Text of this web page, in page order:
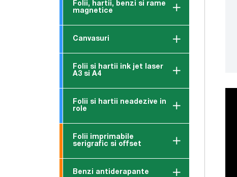
Folii, hartii, benzi si rame
magnetice
Canvasuri
Folii si hartii ink jet laser
A3 si A4
Folii si hartii neadezive in
role
Folii imprimabile
serigrafic si offset
Benzi antiderapante